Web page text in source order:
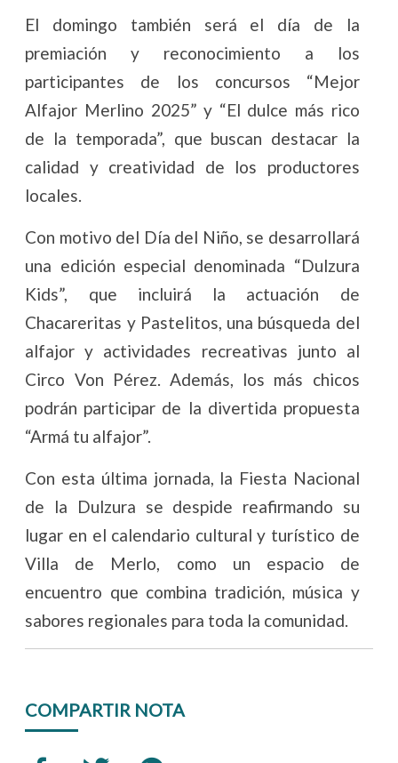
El domingo también será el día de la
premiación y reconocimiento a los
participantes de los concursos “Mejor
Alfajor Merlino 2025” y “El dulce más rico
de la temporada”, que buscan destacar la
calidad y creatividad de los productores
locales.
Con motivo del Día del Niño, se desarrollará
una edición especial denominada “Dulzura
Kids”, que incluirá la actuación de
Chacareritas y Pastelitos, una búsqueda del
alfajor y actividades recreativas junto al
Circo Von Pérez. Además, los más chicos
podrán participar de la divertida propuesta
“Armá tu alfajor”.
Con esta última jornada, la Fiesta Nacional
de la Dulzura se despide reafirmando su
lugar en el calendario cultural y turístico de
Villa de Merlo, como un espacio de
encuentro que combina tradición, música y
sabores regionales para toda la comunidad.
COMPARTIR NOTA